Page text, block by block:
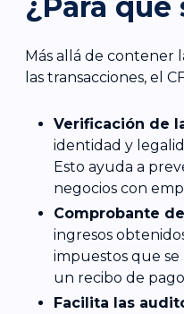
Más allá de contener
las transacciones, el
Verificación de
identidad y
Esto ayuda a
negocios con
Comprobante
ingresos
impuestos que se
un recibo de
Facilita las